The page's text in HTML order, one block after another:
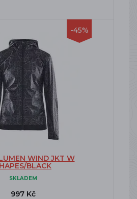
-45%
WIND JKT W
BLACK
SKLADEM
997 Kč